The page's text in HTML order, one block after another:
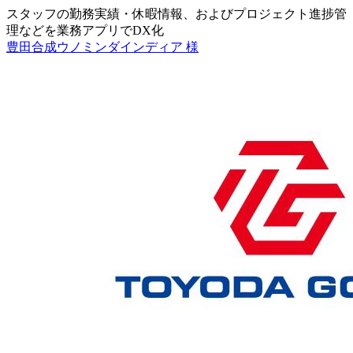
スタッフの勤務実績・休暇情報、およびプロジェクト進捗管
理などを業務アプリでDX化
豊田合成ウノミンダインディア 様